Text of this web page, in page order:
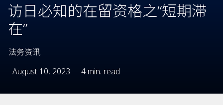
访日必知的在留资格之“短期滞
在”
法务资讯
August 10, 2023
4 min. read